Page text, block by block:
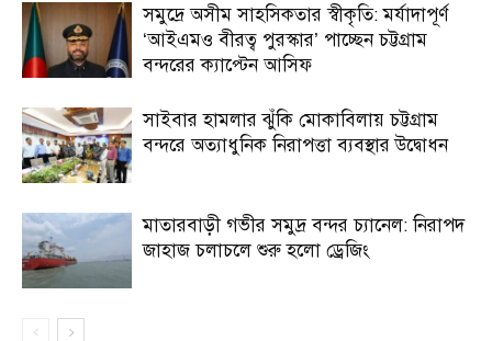
সমুদ্রে অসীম সাহসিকতার স্বীকৃতি: মর্যাদাপূর্ণ
‘আইএমও বীরত্ব পুরস্কার’ পাচ্ছেন চট্টগ্রাম
বন্দরের ক্যাপ্টেন আসিফ
সাইবার হামলার ঝুঁকি মোকাবিলায় চট্টগ্রাম
বন্দরে অত্যাধুনিক নিরাপত্তা ব্যবস্থার উদ্বোধন
মাতারবাড়ী গভীর সমুদ্র বন্দর চ্যানেল: নিরাপদ
জাহাজ চলাচলে শুরু হলো ড্রেজিং